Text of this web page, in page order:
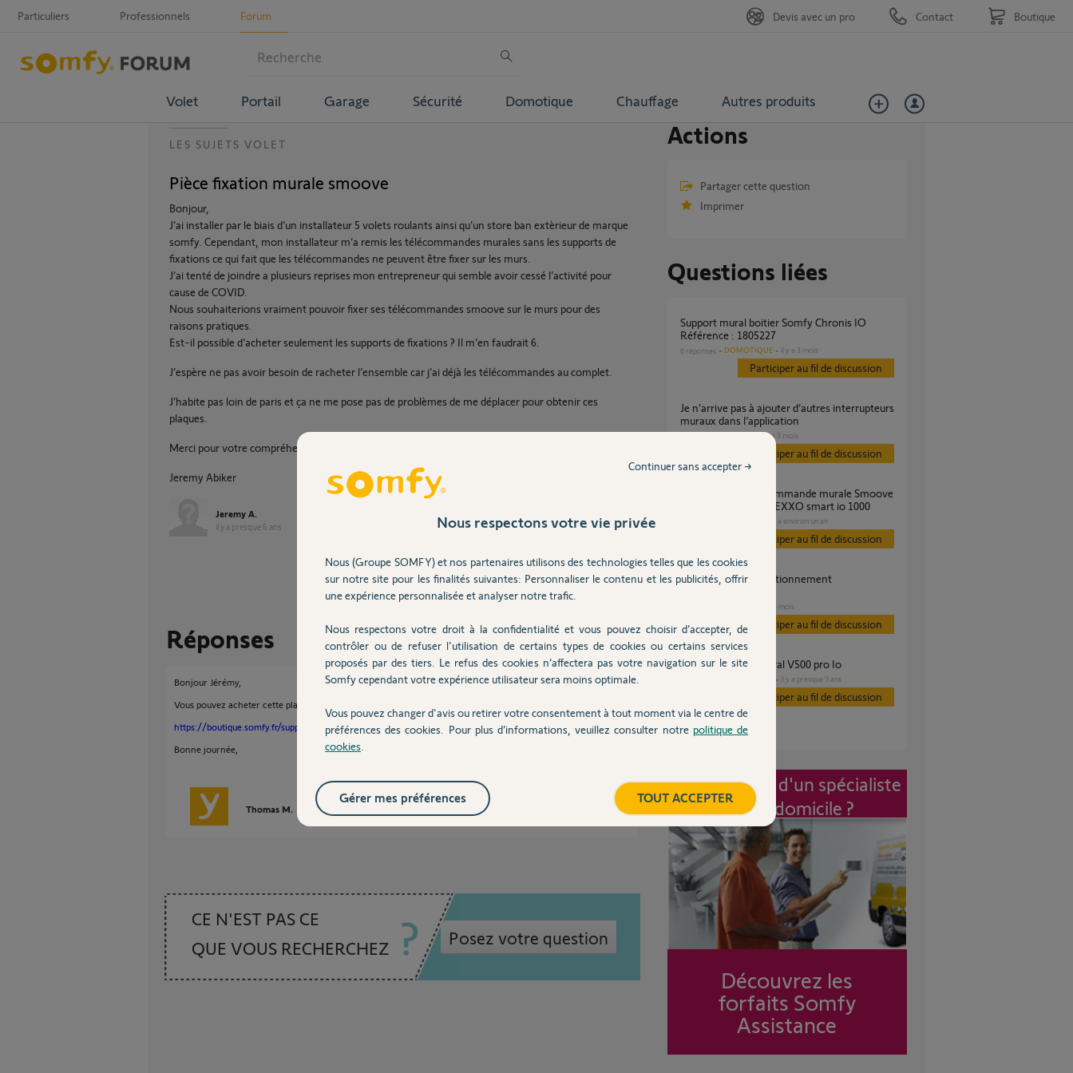
Particuliers Professionnels Forum
Volet Portail Garage Sécurité Domotique Chauffage Autres produits
Devis avec un pro Contact Boutique
LES SUJETS VOLET
Pièce fixation murale smoove
Bonjour,
J’ai installer par le biais d’un installateur 5 volets roulants ainsi qu’un store ban extèrieur de marque
somfy. Cependant, mon installateur m’a remis les télécommandes murales sans les supports de
fixations ce qui fait que les télécommandes ne peuvent être fixer sur les murs.
J’ai tenté de joindre a plusieurs reprises mon entrepreneur qui semble avoir cessé l’activité pour
cause de COVID.
Nous souhaiterions vraiment pouvoir fixer ses télécommandes smoove sur le murs pour des
raisons pratiques.
Est-il possible d’acheter seulement les supports de fixations ? Il m’en faudrait 6.
J’espère ne pas avoir besoin de racheter l’ensemble car j’ai déjà les télécommandes au complet.
J’habite pas loin de paris et ça ne me pose pas de problèmes de me déplacer pour obtenir ces
plaques.
Merci pour votre compréhension.
Jeremy Abiker
Jeremy A.
il y a presque 6 ans
Partager cette question
Participer au fil de discussion
Réponses
Bonjour Jérémy,
Vous pouvez acheter cette plaque de fixation au lien ci-dessous :
https://boutique.somfy.fr/support-de-fixation-smoove.html
Bonne journée,
Thomas M. il y a presque 6 ans
CE N'EST PAS CE
QUE VOUS RECHERCHEZ
Posez votre question
Actions
Partager cette question
Imprimer
Questions liées
Support mural boitier Somfy Chronis IO
Référence : 1805227
6 réponses DOMOTIQUE il y a 3 mois
Participer au fil de discussion
Je n’arrive pas à ajouter d’autres interrupteurs
muraux dans l’application
VOLET il y a 3 mois
Participer au fil de discussion
io avec un moteur DEXXO smart io 1000
il y a environ un an
Participer au fil de discussion
Volet roulant - Fonctionnement
il y a 6 mois
Participer au fil de discussion
Support fixation mural V500 pro Io
il y a presque 3 ans
Participer au fil de discussion
Intervention d'un spécialiste
à mon domicile ?
Découvrez les
forfaits Somfy
Assistance
Nous respectons votre vie privée
Nous (Groupe SOMFY) et nos partenaires utilisons des technologies telles que les cookies
sur notre site pour les finalités suivantes: Personnaliser le contenu et les publicités, offrir
une expérience personnalisée et analyser notre trafic.
Nous respectons votre droit à la confidentialité et vous pouvez choisir d’accepter, de
contrôler ou de refuser l'utilisation de certains types de cookies ou certains services
proposés par des tiers. Le refus des cookies n’affectera pas votre navigation sur le site
Somfy cependant votre expérience utilisateur sera moins optimale.
Vous pouvez changer d'avis ou retirer votre consentement à tout moment via le centre de
préférences des cookies. Pour plus d’informations, veuillez consulter notre politique de
cookies
Continuer sans accepter →
TOUT ACCEPTER
Gérer mes préférences